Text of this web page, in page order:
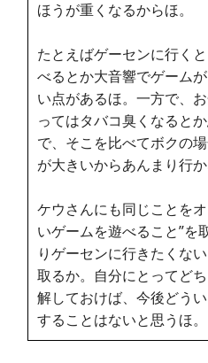
ほうが重くなるからほ。
たとえばゲーセンに行く
べるとか大音響でゲーム
い点があるほ。一方で、
ってはタバコ臭くなると
で、そこを比べてボクの
が大きいからあんまり行
ケウさんにも同じことを
いゲームを遊べること”を
りゲーセンに行きたくな
取るか。自分にとってど
解しておけば、今後どう
することはないと思うほ。